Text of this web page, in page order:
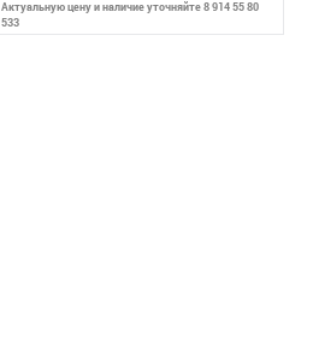
Актуальную цену и наличие уточняйте 8 914 55 80
533